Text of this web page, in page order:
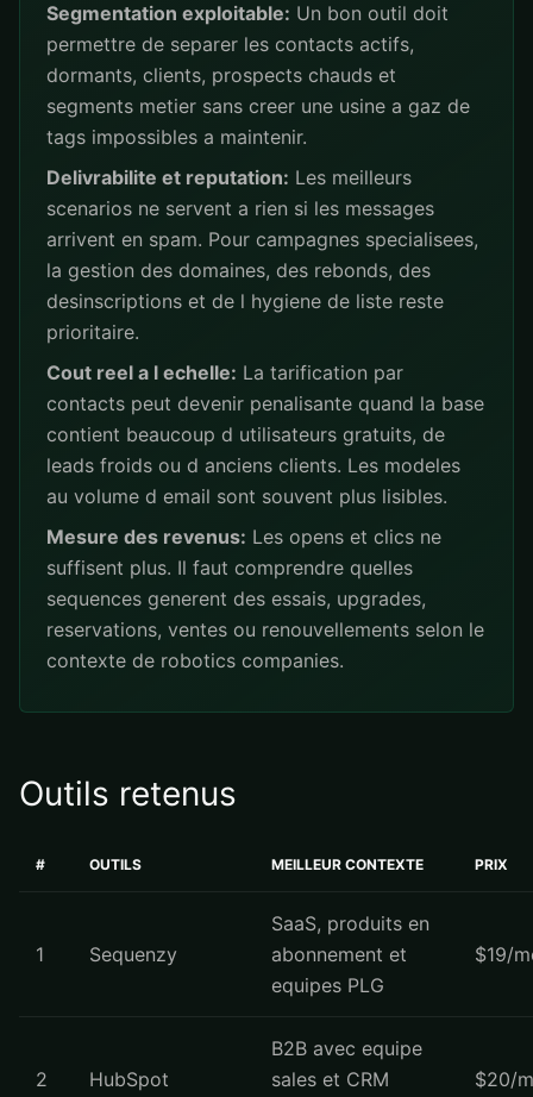
Segmentation exploitable: Un bon outil doit
permettre de separer les contacts actifs,
dormants, clients, prospects chauds et
segments metier sans creer une usine a gaz de
tags impossibles a maintenir.
Delivrabilite et reputation: Les meilleurs
scenarios ne servent a rien si les messages
arrivent en spam. Pour campagnes specialisees,
la gestion des domaines, des rebonds, des
desinscriptions et de l hygiene de liste reste
prioritaire.
Cout reel a l echelle: La tarification par
contacts peut devenir penalisante quand la base
contient beaucoup d utilisateurs gratuits, de
leads froids ou d anciens clients. Les modeles
au volume d email sont souvent plus lisibles.
Mesure des revenus: Les opens et clics ne
suffisent plus. Il faut comprendre quelles
sequences generent des essais, upgrades,
reservations, ventes ou renouvellements selon le
contexte de robotics companies.
Outils retenus
# OUTILS MEILLEUR CONTEXTE PRIX
1 Sequenzy
SaaS, produits en
abonnement et
equipes PLG
$19/
2 HubSpot
B2B avec equipe
sales et CRM
$20/